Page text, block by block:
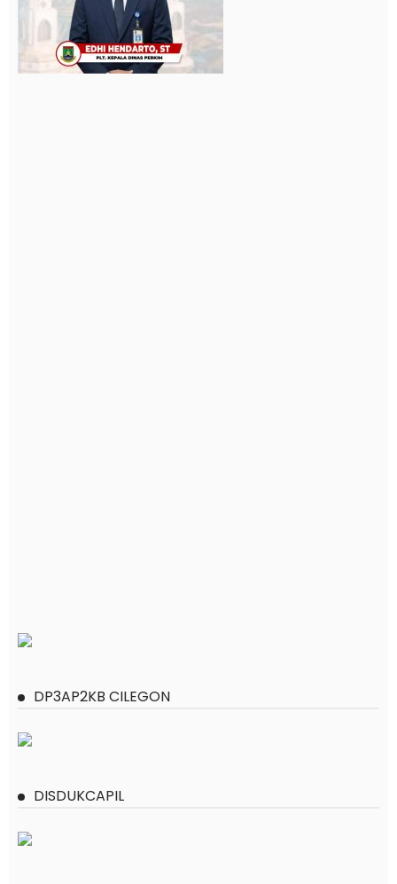
DP3AP2KB CILEGON
DISDUKCAPIL